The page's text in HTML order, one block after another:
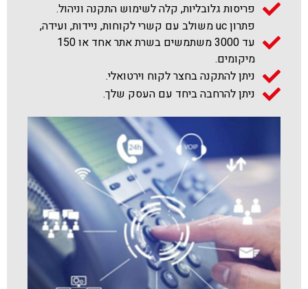
פריסות גלובליות, קלה לשימוש התקנה וניהול.
פתרון uc משולב עם קשרי לקוחות, ניידות, ועידה,
עד 3000 משתמשים בשרת אתר אחד או 150
מיקומים.
ניתן להתקנה בחצר לקוח וירטואלי.
ניתן להרחבה ביחד עם העסק שלך.